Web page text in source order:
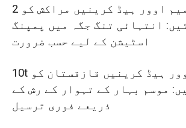
2 سیٹ پریمیم اوور ہیڈ کرینیں مراکش کو
انتہائی تنگ جگہ میں پمپنگ
اسٹیشن کے لیے حسب ضرورت
10t پریمیم اوور ہیڈ کرینیں قازقستان کو
موسم بہار کے تہوار کے رش کے
ذریعے فوری ترسیل